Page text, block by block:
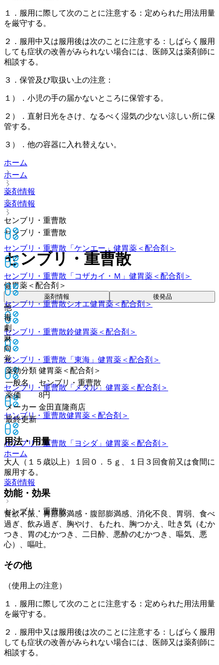
１．服用に際して次のことに注意する：定められた用法用量
を厳守する。
２．服用中又は服用後は次のことに注意する：しばらく服用
しても症状の改善がみられない場合には、医師又は薬剤師に
相談する。
３．保管及び取扱い上の注意：
１）．小児の手の届かないところに保管する。
２）．直射日光をさけ、なるべく湿気の少ない涼しい所に保
管する。
３）．他の容器に入れ替えない。
ホーム
薬剤情報
センブリ・重曹散
センブリ・重曹散「ケンエー」 健胃薬＜配合剤＞
センブリ・重曹散「コザカイ・Ｍ」 健胃薬＜配合剤＞
センブリ・重曹散シオエ健胃薬＜配合剤＞
センブリ・重曹散鈴健胃薬＜配合剤＞
センブリ・重曹散「東海」 健胃薬＜配合剤＞
センブリ・重曹散「メタル」 健胃薬＜配合剤＞
センブリ・重曹散健胃薬＜配合剤＞
センブリ・重曹散「ヨシダ」 健胃薬＜配合剤＞
ホーム
薬剤情報
センブリ・重曹散
ホーム
薬剤情報
センブリ・重曹散
センブリ・重曹散
健胃薬＜配合剤＞
薬剤情報 後発品
他
毒
劇
麻
向
覚
薬効分類 健胃薬＜配合剤＞
一般名
センブリ・重曹散
薬価
8円
メーカー 金田直隆商店
最終更新
用法・用量
大人（１５歳以上）１回０．５ｇ、１日３回食前又は食間に
服用する。
効能・効果
食欲不振、胃部膨満感・腹部膨満感、消化不良、胃弱、食べ
過ぎ、飲み過ぎ、胸やけ、もたれ、胸つかえ、吐き気（むか
つき、胃のむかつき、二日酔、悪酔のむかつき、嘔気、悪
心）、嘔吐。
その他
（使用上の注意）
１．服用に際して次のことに注意する：定められた用法用量
を厳守する。
２．服用中又は服用後は次のことに注意する：しばらく服用
しても症状の改善がみられない場合には、医師又は薬剤師に
相談する。